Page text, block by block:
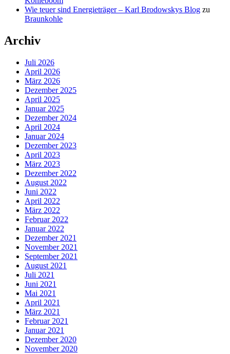
Wie teuer sind Energieträger – Karl Brodowskys Blog zu
Braunkohle
Archiv
Juli 2026
April 2026
März 2026
Dezember 2025
April 2025
Januar 2025
Dezember 2024
April 2024
Januar 2024
Dezember 2023
April 2023
März 2023
Dezember 2022
August 2022
Juni 2022
April 2022
März 2022
Februar 2022
Januar 2022
Dezember 2021
November 2021
September 2021
August 2021
Juli 2021
Juni 2021
Mai 2021
April 2021
März 2021
Februar 2021
Januar 2021
Dezember 2020
November 2020